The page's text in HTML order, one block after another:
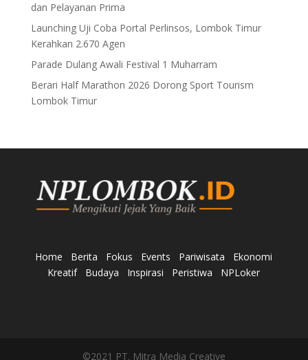
dan Pelayanan Prima
Launching Uji Coba Portal Perlinsos, Lombok Timur
Kerahkan 2.670 Agen
Parade Dulang Awali Festival 1 Muharram
Berari Half Marathon 2026 Dorong Sport Tourism
Lombok Timur
Home Berita Fokus Events Pariwisata
Ekonomi
Kreatif
Budaya Inspirasi Peristiwa NPLoker
©2021 PT. Mitra Media Creative